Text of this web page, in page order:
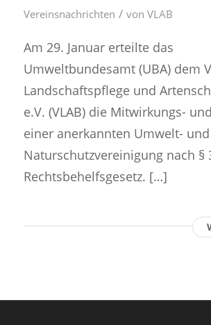
Vereinsnachrichten / von VLAB
Am 29. Januar erteilte das
Umweltbundesamt (UBA) dem
Landschaftspflege und
e.V. (VLAB) die Mitwirkungs-
einer anerkannten Umwelt- und
Naturschutzvereinigung nach §
Rechtsbehelfsgesetz. […]